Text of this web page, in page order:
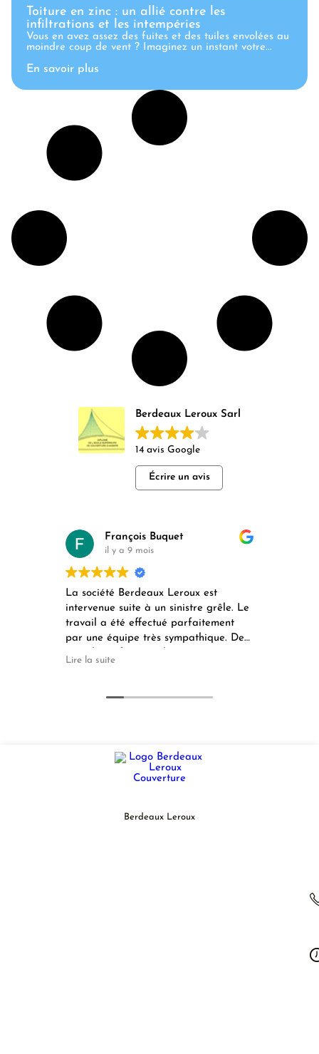
Toiture en zinc : un allié contre les
infiltrations et les intempéries
Vous en avez assez des fuites et des tuiles envolées au
moindre coup de vent ? Imaginez un instant votre...
En savoir plus
Berdeaux Leroux Sarl
14 avis Google
Écrire un avis
François Buquet
il y a 9 mois
La société Berdeaux Leroux est
intervenue suite à un sinistre grêle. Le
travail a été effectué parfaitement
par une équipe très sympathique. De
grands professionnels que je
Lire la suite
Berdeaux Leroux